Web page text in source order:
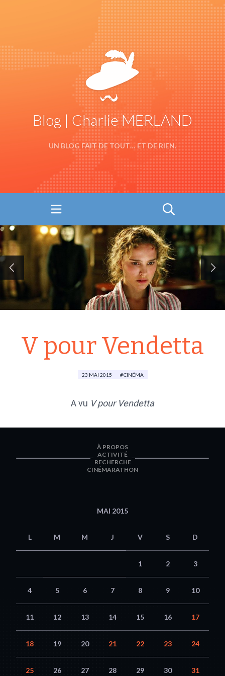
Blog | Charlie MERLAND
UN BLOG FAIT DE TOUT… ET DE RIEN.
V pour Vendetta
23 MAI 2015 CINÉMA
A vu V pour Vendetta
À PROPOS
ACTIVITÉ
RECHERCHE
CINÉMARATHON
MAI 2015
L M M J V S D
1 2 3
4 5 6 7 8 9 10
11 12 13 14 15 16 17
18 19 20 21 22 23 24
25 26 27 28 29 30 31